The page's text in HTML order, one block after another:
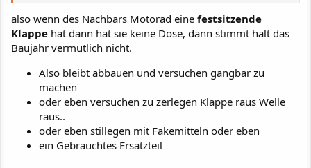
also wenn des Nachbars Motorad eine festsitzende
Klappe hat dann hat sie keine Dose, dann stimmt halt das
Baujahr vermutlich nicht.
Also bleibt abbauen und versuchen gangbar zu
machen
oder eben versuchen zu zerlegen Klappe raus Welle
raus..
oder eben stillegen mit Fakemitteln oder eben
ein Gebrauchtes Ersatzteil